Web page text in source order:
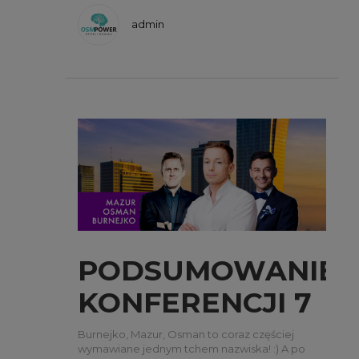
admin
PODSUMOWANIE
KONFERENCJI 7
MARCA
Burnejko, Mazur, Osman to coraz częściej
wymawiane jednym tchem nazwiska! :) A po